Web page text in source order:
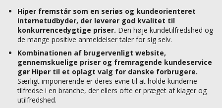
Hiper fremstår som en seriøs og kundeorienteret
internetudbyder, der leverer god kvalitet til
konkurrencedygtige priser. Den høje kundetilfredshed og
de mange positive anmeldelser taler for sig selv.
Kombinationen af brugervenligt website,
gennemskuelige priser og fremragende kundeservice
gør Hiper til et oplagt valg for danske forbrugere.
Særligt imponerende er deres evne til at holde kunderne
tilfredse i en branche, der ellers ofte er præget af klager og
utilfredshed.